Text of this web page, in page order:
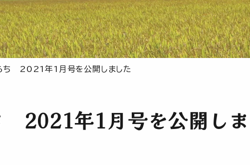
ち 2021年1月号を公開しました
2021年1月号を公開し